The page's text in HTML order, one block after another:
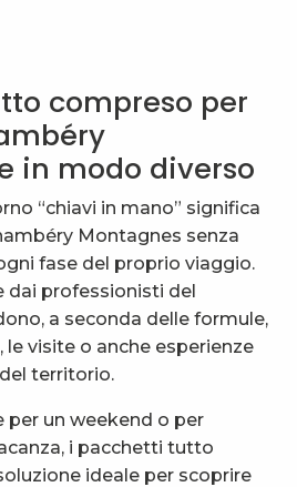
sans voiture
des ânes : 3 jours, mes
liberté
: Découverte des Bauges
Bauges
refuge : une nuit dans les
raquettes dans les Bauges
des ânes et bivouac : 2 jours
raquettes liberté
avec des ânes : 4 jours Tour
compreso per
in modo diverso
“chiavi in mano” significa
Montagnes senza
fase del proprio viaggio.
dai professionisti del
a seconda delle formule,
le visite o anche esperienze
territorio.
per un weekend o per
i pacchetti tutto
ideale per scoprire